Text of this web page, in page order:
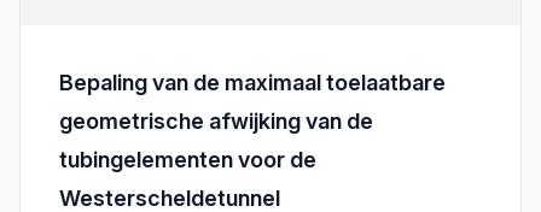
Bepaling van de maximaal toelaatbare
geometrische afwijking van de
tubingelementen voor de
Westerscheldetunnel